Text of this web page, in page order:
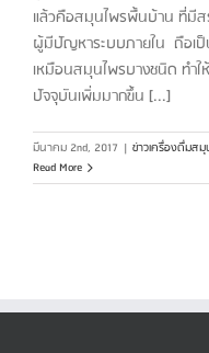
แล้วคือสมุนไพรพื้นบ้าน ที่มี
ผู้มีปัญหาระบบภายใน ถือเ
เหมือนสมุนไพรบางชนิด ทำใ
ปัจจุบันเพิ่มมากขึ้น [...]
มีนาคม 2nd, 2017 | ข่าวเครื่องดื่มส
Read More